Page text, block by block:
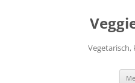
Vegetarisch,